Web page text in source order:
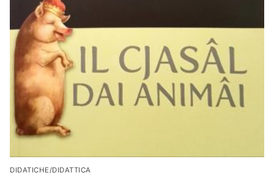
DIDATICHE/DIDATTICA